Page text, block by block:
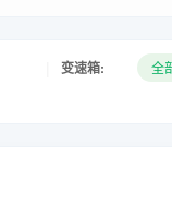
变速箱: 全